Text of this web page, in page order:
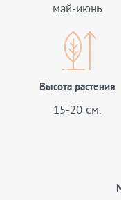
май-июнь
Высота растения
15-20 см.